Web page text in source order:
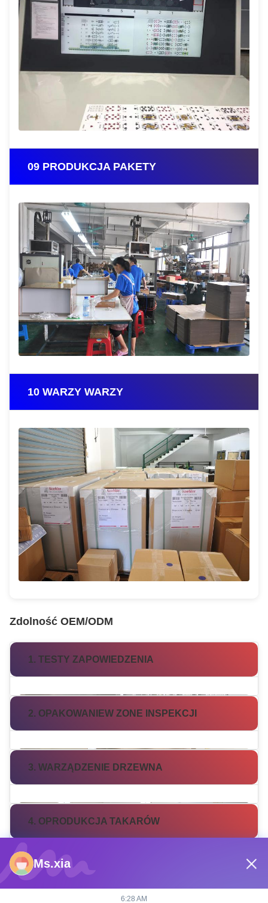
09 PRODUKCJA PAKETY
10 WARZY WARZY
Zdolność OEM/ODM
1. TESTY ZAPOWIEDZENIA
2. OPAKOWANIEW ZONE INSPEKCJI
3. WARZĄDZENIE DRZEWNA
4. OPRODUKCJA TAKARÓW
5. OPAKOWANIE I TRANSPORT
Ms.xia
6:28 AM